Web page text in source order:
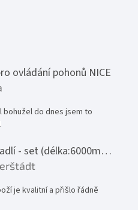
ovládání pohonů NICE
je 1 z 5 hvězdiček.
do dnes jsem to
Nerezové zábradlí - set (délka:6000mm x výška:1000mm)
je 5 z 5 hvězdiček.
je kvalitní a přišlo řádně